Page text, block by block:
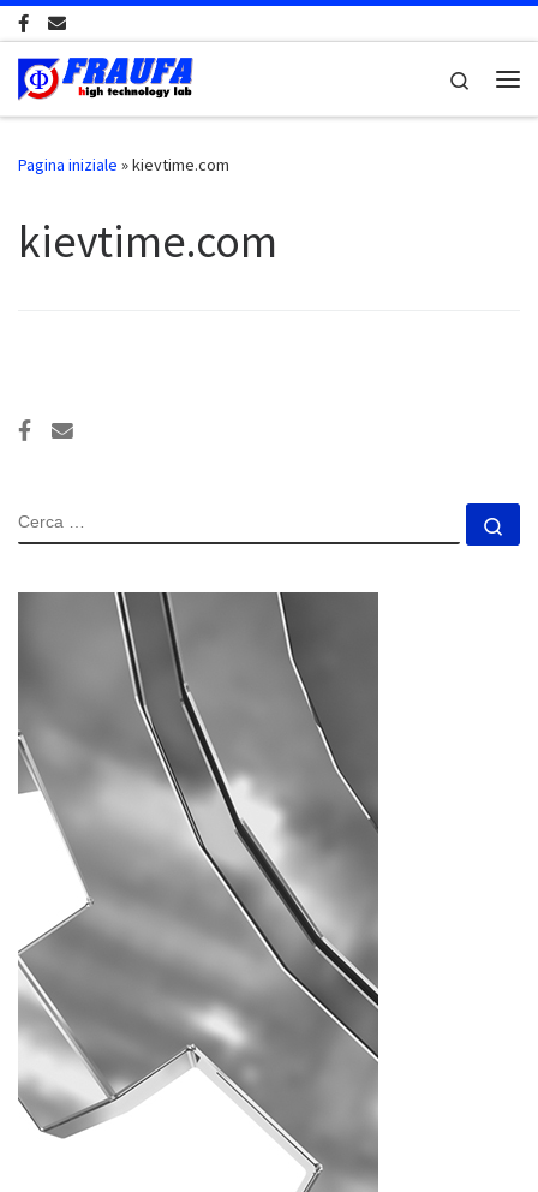
Passa al contenuto
Search
Pagina iniziale »kievtime.com
kievtime.com
CERCA